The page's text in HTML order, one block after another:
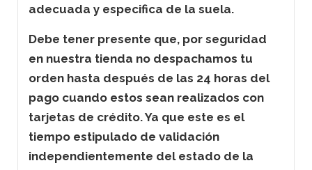
adecuada y especifica de la suela.
Debe tener presente que, por seguridad
en nuestra tienda no despachamos tu
orden hasta después de las 24 horas del
pago cuando estos sean realizados con
tarjetas de crédito. Ya que este es el
tiempo estipulado de validación
independientemente del estado de la